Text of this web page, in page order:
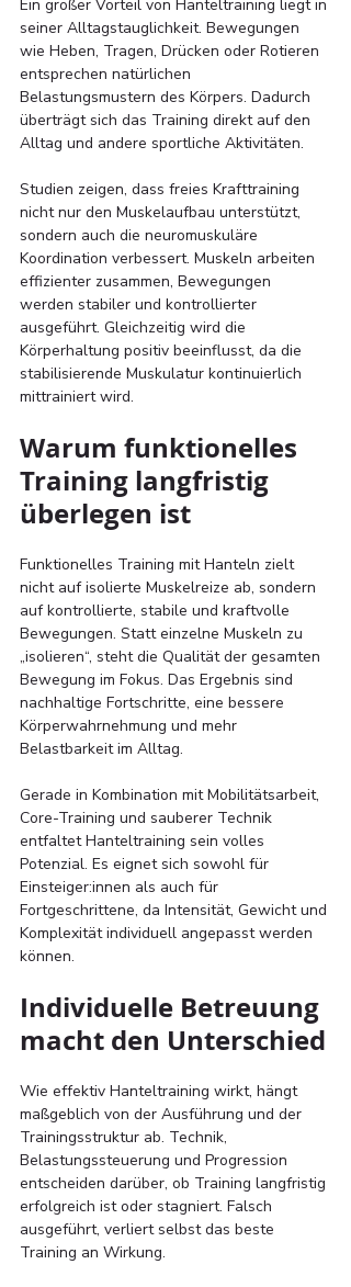
Ein großer Vorteil von Hanteltraining liegt in
seiner Alltagstauglichkeit. Bewegungen
wie Heben, Tragen, Drücken oder Rotieren
entsprechen natürlichen
Belastungsmustern des Körpers. Dadurch
überträgt sich das Training direkt auf den
Alltag und andere sportliche Aktivitäten.
Studien zeigen, dass freies Krafttraining
nicht nur den Muskelaufbau unterstützt,
sondern auch die neuromuskuläre
Koordination verbessert. Muskeln arbeiten
effizienter zusammen, Bewegungen
werden stabiler und kontrollierter
ausgeführt. Gleichzeitig wird die
Körperhaltung positiv beeinflusst, da die
stabilisierende Muskulatur kontinuierlich
mittrainiert wird.
Warum funktionelles
Training langfristig
überlegen ist
Funktionelles Training mit Hanteln zielt
nicht auf isolierte Muskelreize ab, sondern
auf kontrollierte, stabile und kraftvolle
Bewegungen. Statt einzelne Muskeln zu
„isolieren“, steht die Qualität der gesamten
Bewegung im Fokus. Das Ergebnis sind
nachhaltige Fortschritte, eine bessere
Körperwahrnehmung und mehr
Belastbarkeit im Alltag.
Gerade in Kombination mit Mobilitätsarbeit,
Core-Training und sauberer Technik
entfaltet Hanteltraining sein volles
Potenzial. Es eignet sich sowohl für
Einsteiger:innen als auch für
Fortgeschrittene, da Intensität, Gewicht und
Komplexität individuell angepasst werden
können.
Individuelle Betreuung
macht den Unterschied
Wie effektiv Hanteltraining wirkt, hängt
maßgeblich von der Ausführung und der
Trainingsstruktur ab. Technik,
Belastungssteuerung und Progression
entscheiden darüber, ob Training langfristig
erfolgreich ist oder stagniert. Falsch
ausgeführt, verliert selbst das beste
Training an Wirkung.